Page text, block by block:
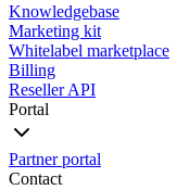
Knowledgebase
Marketing kit
Whitelabel marketplace
Billing
Reseller API
Portal
Partner portal
Contact